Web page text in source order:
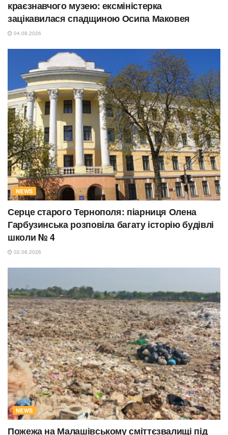
краєзнавчого музею: ексміністерка
зацікавилася спадщиною Осипа Маковея
04.08.2026
NEWS
Серце старого Тернополя: піарниця Олена
Гарбузинська розповіла багату історію будівлі
школи № 4
02.08.2026
NEWS
Пожежа на Малашівському сміттєзвалищі під